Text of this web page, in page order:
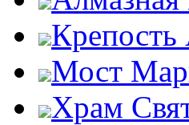
Мост
Храм